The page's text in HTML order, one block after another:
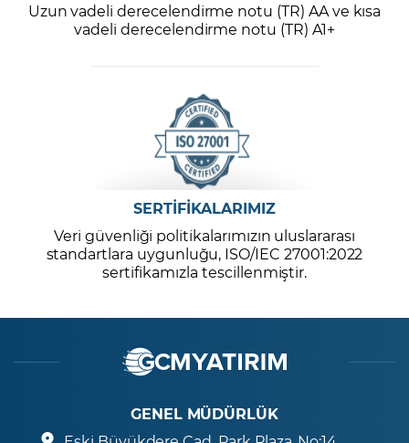
Uzun vadeli derecelendirme notu (TR) AA ve kısa
vadeli derecelendirme notu (TR) A1+
SERTİFİKALARIMIZ
Veri güvenliği politikalarımızın uluslararası
standartlara uygunluğu, ISO/IEC 27001:2022
sertifikamızla tescillenmiştir.
GENEL MÜDÜRLÜK